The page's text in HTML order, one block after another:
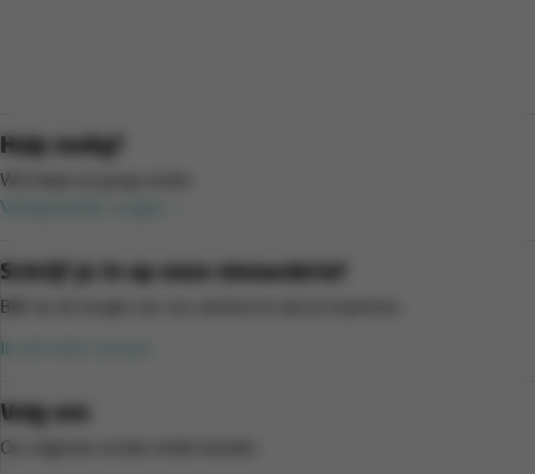
Hulp nodig?
Wij helpen je graag verder.
Veelgestelde vragen
Schrijf je in op onze nieuwsbrief
Blijf op de hoogte van ons aanbod en laat je inspireren.
Ik wil niets missen
Volg ons
Op volgende sociale media kanalen